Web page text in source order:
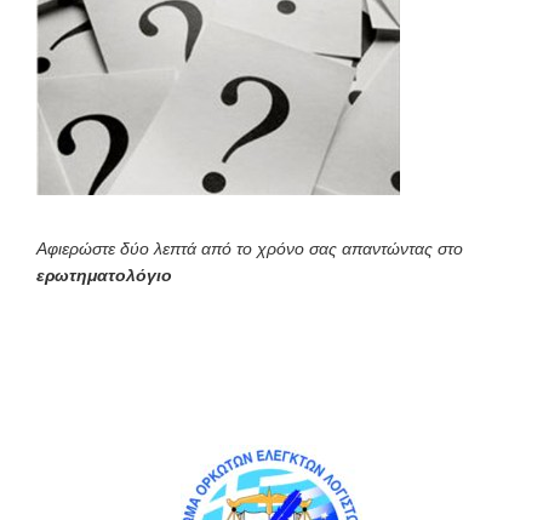
Αφιερώστε δύο λεπτά από το χρόνο σας απαντώντας στο
ερωτηματολόγιο